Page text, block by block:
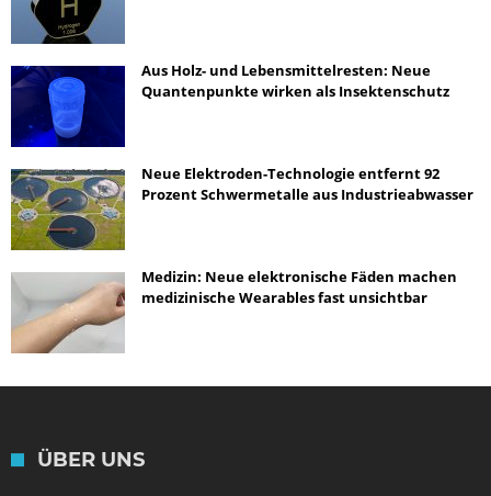
Aus Holz- und Lebensmittelresten: Neue
Quantenpunkte wirken als Insektenschutz
Neue Elektroden-Technologie entfernt 92
Prozent Schwermetalle aus Industrieabwasser
Medizin: Neue elektronische Fäden machen
medizinische Wearables fast unsichtbar
ÜBER UNS